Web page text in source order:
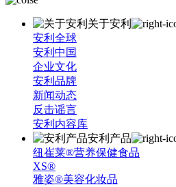
关于安利
安利全球
安利中国
企业文化
安利品牌
新闻动态
反击谣言
安利内容库
安利产品
纽崔莱®营养保健食品
XS®
雅姿®美容化妆品